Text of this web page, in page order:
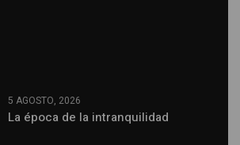
5 AGOSTO, 2026
La época de la intranquilidad